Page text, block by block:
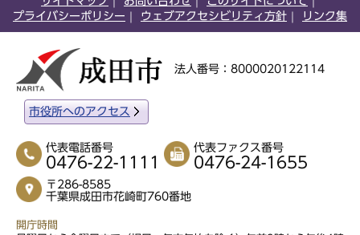
プライバシーポリシー
ウェブアクセシビリティ方針 リンク集
法人番号：8000020122114
市役所へのアクセス
代表電話番号
0476-22-1111
代表ファクス番号
0476-24-1655
〒286-8585
千葉県成田市花崎町760番地
開庁時間